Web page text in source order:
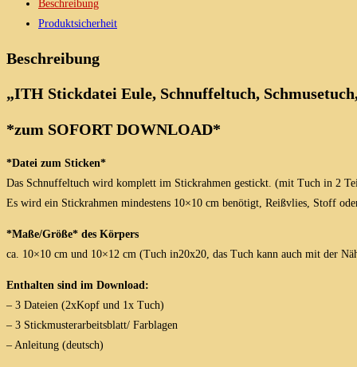
Tuch
20x20)
Beschreibung
Produktsicherheit
Beschreibung
„ITH Stickdatei Eule, Schnuffeltuch,
*zum SOFORT DOWNLOAD*
*Datei zum Sticken*
Das Schnuffeltuch wird komplett im Stickrahmen gestickt. (mit Tuch in 2
Es wird ein Stickrahmen mindestens 10×10 cm benötigt, Reißvlies, Stoff
*Maße/Größe* des Körpers
ca. 10×10 cm und 10×12 cm (Tuch in20x20, das Tuch kann auch mit der
Enthalten sind im Download:
– 3 Dateien (2xKopf und 1x Tuch)
– 3 Stickmusterarbeitsblatt/ Farblagen
– Anleitung (deutsch)